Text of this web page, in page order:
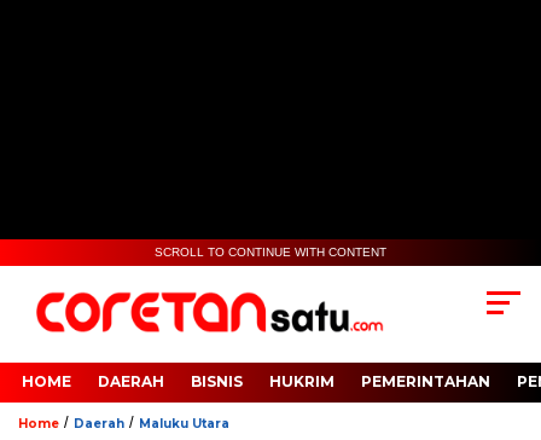
SCROLL TO CONTINUE WITH CONTENT
HOME DAERAH BISNIS HUKRIM PEMERINTAHAN
Home / Daerah / Maluku Utara